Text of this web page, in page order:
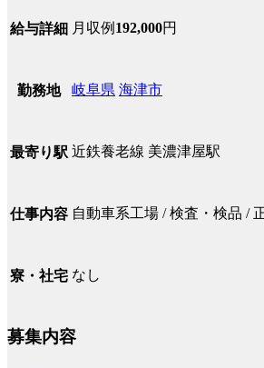
給与詳細 月収例 192,000円
勤務地 岐阜県 海津市
最寄り駅 近鉄養老線 美濃津屋駅
仕事内容 自動車系工場 / 検査・検品 /
寮・社宅 なし
募集内容